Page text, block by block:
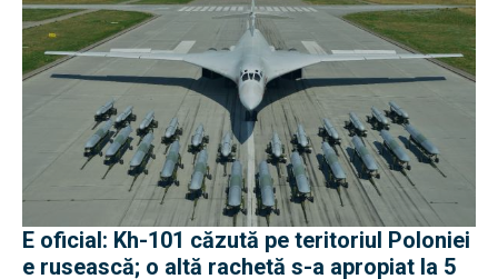
E oficial: Kh-101 căzută pe teritoriul Poloniei
e rusească; o altă rachetă s-a apropiat la 5